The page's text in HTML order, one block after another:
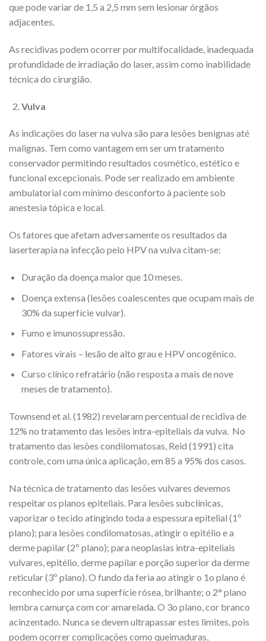
que pode variar de 1,5 a 2,5 mm sem lesionar órgãos
adjacentes.
As recidivas podem ocorrer por multifocalidade, inadequada
profundidade de irradiação do laser, assim como inabilidade
técnica do cirurgião.
Vulva
As indicações do laser na vulva são para lesões benignas até
malignas. Tem como vantagem em ser um tratamento
conservador permitindo resultados cosmético, estético e
funcional excepcionais. Pode ser realizado em ambiente
ambulatorial com mínimo desconforto à paciente sob
anestesia tópica e local.
Os fatores que afetam adversamente os resultados da
laserterapia na infecção pelo HPV na vulva citam-se:
Duração da doença maior que 10 meses.
Doença extensa (lesões coalescentes que ocupam mais de
30% da superfície vulvar).
Fumo e imunossupressão.
Fatores virais – lesão de alto grau e HPV oncogênico.
Curso clínico refratário (não resposta a mais de nove
meses de tratamento).
Townsend et al. (1982) revelaram percentual de recidiva de
12% no tratamento das lesões intra-epiteliais da vulva. No
tratamento das lesões condilomatosas, Reid (1991) cita
controle, com uma única aplicação, em 85 a 95% dos casos.
Na técnica de tratamento das lesões vulvares devemos
respeitar os planos epiteliais. Para lesões subclínicas,
vaporizar o tecido atingindo toda a espessura epitelial (1º
plano); para lesões condilomatosas, atingir o epitélio e a
derme papilar (2º plano); para neoplasias intra-epiteliais
vulvares, epitélio, derme papilar e porção superior da derme
reticular (3º plano). O fundo da feria ao atingir o 1o plano é
reconhecido por uma superfície rósea, brilhante; o 2° plano
lembra camurça com cor amarelada. O 3o plano, cor branco
acinzentado. Nunca se devem ultrapassar estes limites, pois
podem ocorrer complicações como queimaduras,